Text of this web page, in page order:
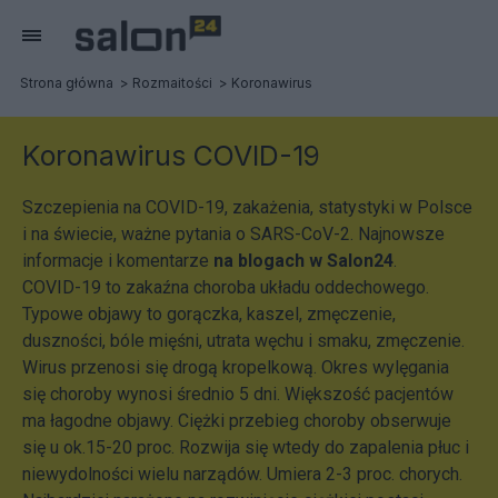
Strona główna Rozmaitości Koronawirus
Koronawirus COVID-19
Szczepienia na COVID-19, zakażenia, statystyki w Polsce
i na świecie, ważne pytania o SARS-CoV-2. Najnowsze
informacje i komentarze na blogach w Salon24.
COVID-19 to zakaźna choroba układu oddechowego.
Typowe objawy to gorączka, kaszel, zmęczenie,
duszności, bóle mięśni, utrata węchu i smaku, zmęczenie.
Wirus przenosi się drogą kropelkową. Okres wylęgania
się choroby wynosi średnio 5 dni. Większość pacjentów
ma łagodne objawy. Ciężki przebieg choroby obserwuje
się u ok.15-20 proc. Rozwija się wtedy do zapalenia płuc i
niewydolności wielu narządów. Umiera 2-3 proc. chorych.